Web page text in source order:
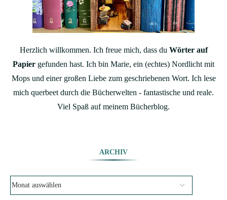
Herzlich willkommen. Ich freue mich, dass du Wörter auf
Papier gefunden hast. Ich bin Marie, ein (echtes) Nordlicht mit
Mops und einer großen Liebe zum geschriebenen Wort. Ich lese
mich querbeet durch die Bücherwelten - fantastische und reale.
Viel Spaß auf meinem Bücherblog.
ARCHIV